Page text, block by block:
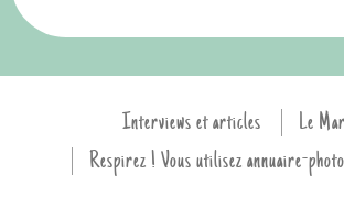
Interviews et articles
Le
Respirez ! Vous utilisez annuaire-